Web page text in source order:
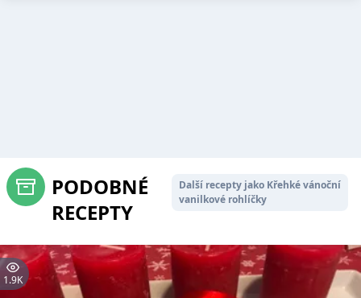
PODOBNÉ
RECEPTY
Další recepty jako Křehké vánoční
vanilkové rohlíčky
1.9K